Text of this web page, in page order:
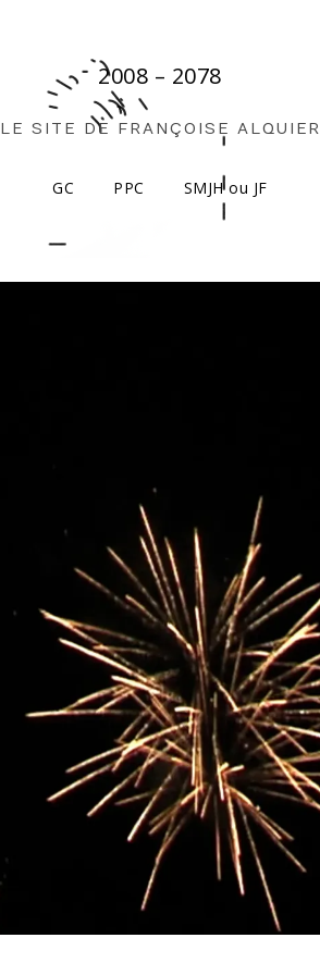
2008 – 2078
LE SITE DE FRANÇOISE ALQUIER
GC PPC SMJH ou JF